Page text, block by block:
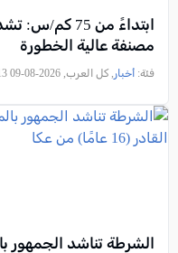
ابتداءً من 75
مصنفة عالية الخطورة
فئة: أخبار , كل العرب, 2026-08-09 10:12:13
الشرطة تناشد الجمهور